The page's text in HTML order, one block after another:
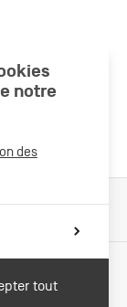
notre
des
tout